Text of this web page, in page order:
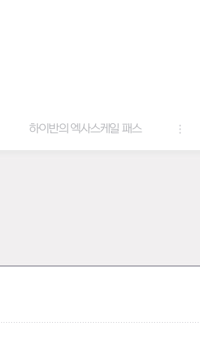
하이반의 엑사스케일 패스